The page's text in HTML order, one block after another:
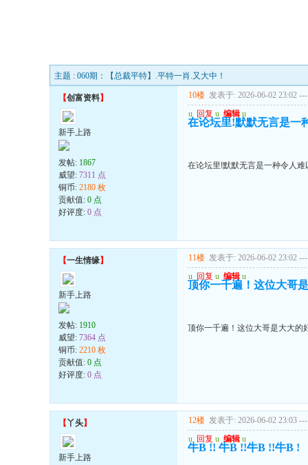
主题 : 060期：【总裁平特】.平特一肖.又大中！
【创富资料】
新手上路
发帖: 1867
威望: 7311 点
铜币: 2180 枚
贡献值: 0 点
好评度: 0 点
10楼 发表于: 2026-06-02 23:02 ---
u 回复 u 编辑 u
在论坛里!默默无言是一
在论坛里!默默无言是一种令人
【一生情缘】
新手上路
发帖: 1910
威望: 7364 点
铜币: 2210 枚
贡献值: 0 点
好评度: 0 点
11楼 发表于: 2026-06-02 23:02 ---
u 回复 u 编辑 u
顶你一千遍！这位大哥
顶你一千遍！这位大哥是大大的
【丫头】
新手上路
12楼 发表于: 2026-06-02 23:03 ---
u 回复 u 编辑 u
牛B !! 牛B !!牛B !!牛B !